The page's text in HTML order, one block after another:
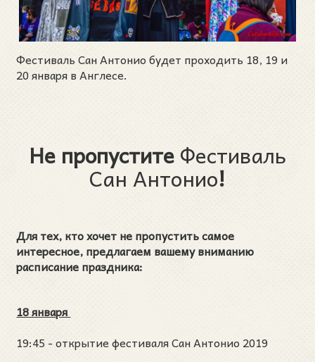
Фестиваль Сан Антонио будет проходить 18, 19 и
20 января в Англесе.
Не пропуститеФестиваль
Сан Антонио!
Для тех, кто хочет не пропустить самое
интересное, предлагаем вашему вниманию
расписание праздника:
18 января
19:45 - открытие фестиваля Сан Антонио 2019